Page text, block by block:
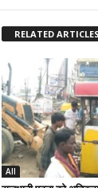
RELATED ARTICLES
All